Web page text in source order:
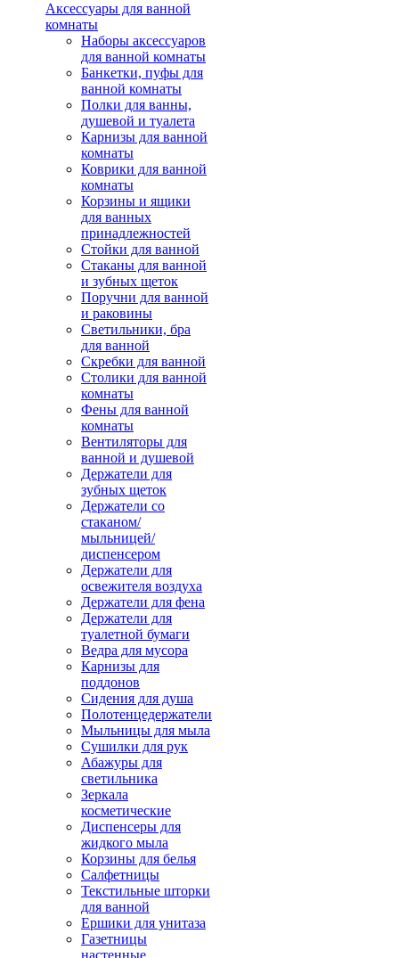
Аксессуары для ванной
комнаты
Наборы аксессуаров
для ванной комнаты
Банкетки, пуфы для
ванной комнаты
Полки для ванны,
душевой и туалета
Карнизы для ванной
комнаты
Коврики для ванной
комнаты
Корзины и ящики
для ванных
принадлежностей
Стойки для ванной
Стаканы для ванной
и зубных щеток
Поручни для ванной
и раковины
Светильники, бра
для ванной
Скребки для ванной
Столики для ванной
комнаты
Фены для ванной
комнаты
Вентиляторы для
ванной и душевой
Держатели для
зубных щеток
Держатели со
стаканом/
мыльницей/
диспенсером
Держатели для
освежителя воздуха
Держатели для фена
Держатели для
туалетной бумаги
Ведра для мусора
Карнизы для
поддонов
Сидения для душа
Полотенцедержатели
Мыльницы для мыла
Сушилки для рук
Абажуры для
светильника
Зеркала
косметические
Диспенсеры для
жидкого мыла
Корзины для белья
Салфетницы
Текстильные шторки
для ванной
Ершики для унитаза
Газетницы
настенные